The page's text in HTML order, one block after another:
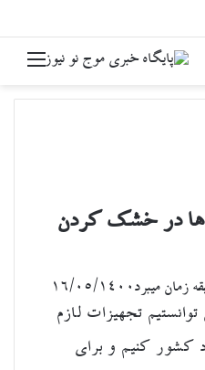
منو
در خشک کردن
۱۶/۰۵/۱۴۰۰
تجهیزات لازم
کشور کنیم و برای